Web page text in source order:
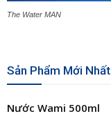
The Water MAN
Sản Phẩm Mới Nhất
Nước Wami 500ml